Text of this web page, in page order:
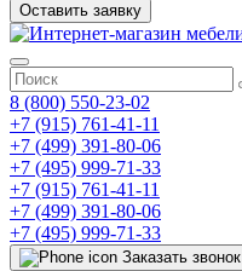
Оставить заявку
8 (800) 550-23-02
+7 (915) 761-41-11
+7 (499) 391-80-06
+7 (495) 999-71-33
+7 (915) 761-41-11
+7 (499) 391-80-06
+7 (495) 999-71-33
Заказать звонок